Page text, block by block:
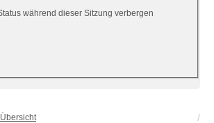
während dieser Sitzung verbergen